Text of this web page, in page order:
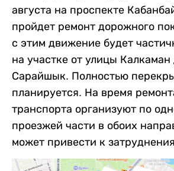
августа на проспекте
пройдет ремонт дорожного
с этим движение будет
на участке от улицы
Сарайшык. Полностью
планируется. На время
транспорта организуют по
проезжей части в обоих
может привести к